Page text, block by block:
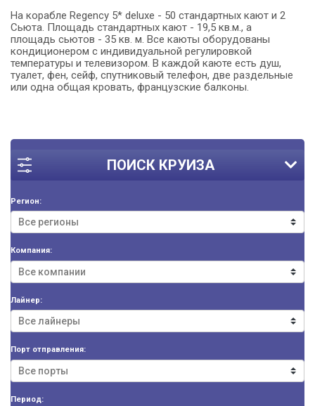
ПОИСК КРУИЗА
Регион:
Компания:
Лайнер:
Порт отправления:
Период:
На корабле Regency 5* deluxe - 50 стандартных кают и 2
Сьюта. Площадь стандартных кают - 19,5 кв.м., а
площадь сьютов - 35 кв. м. Все каюты оборудованы
кондиционером с индивидуальной регулировкой
температуры и телевизором. В каждой каюте есть душ,
туалет, фен, сейф, спутниковый телефон, две раздельные
или одна общая кровать, французские балконы.